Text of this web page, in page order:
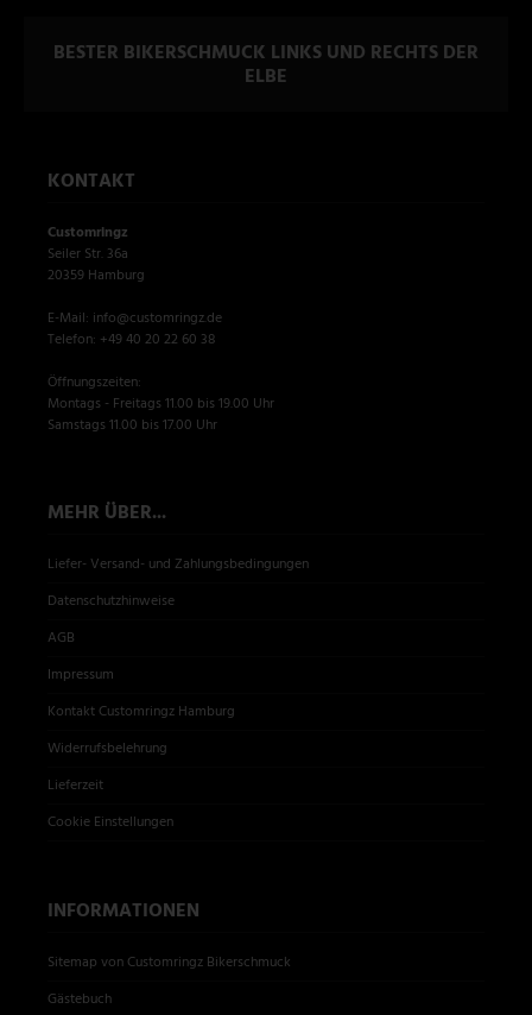
BESTER BIKERSCHMUCK LINKS UND RECHTS DER
ELBE
KONTAKT
Customringz
Seiler Str. 36a
20359 Hamburg
E-Mail: info@customringz.de
Telefon: +49 40 20 22 60 38
Öffnungszeiten:
Montags - Freitags 11.00 bis 19.00 Uhr
Samstags 11.00 bis 17.00 Uhr
MEHR ÜBER...
Liefer- Versand- und Zahlungsbedingungen
Datenschutzhinweise
AGB
Impressum
Kontakt Customringz Hamburg
Widerrufsbelehrung
Lieferzeit
Cookie Einstellungen
INFORMATIONEN
Sitemap von Customringz Bikerschmuck
Gästebuch